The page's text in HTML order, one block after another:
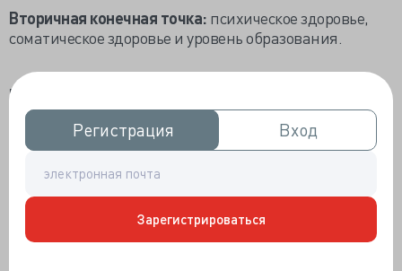
Регистрация
Регистрация Вход
Вход
Зарегистрироваться
Вторичная конечная точка: психическое здоровье,
соматическое здоровье и уровень образования.
Результаты:
Сердечно-сосудистые события или факторы риска
присутствовали у 34,5% участников, родившихся
срок, без каких-либо различий в компонентах
факторов риска.
Риск сердечно-сосудистых осложнений был ниже у